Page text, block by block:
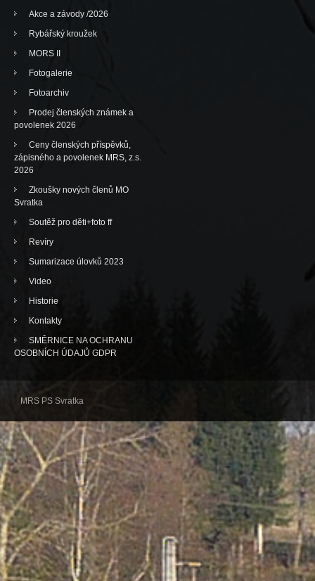
Akce a závody /2026
Rybářský kroužek
MORS II
Fotogalerie
Fotoarchiv
Prodej členských známek a
povolenek 2026
Ceny členských příspěvků,
zápisného a povolenek MRS, z.s.
2026
Zkoušky nových členů MO
Svratka
Soutěž pro děti+foto ff
Revíry
Sumarizace úlovků 2023
Video
Historie
Kontakty
SMĚRNICE NA OCHRANU
OSOBNÍCH ÚDAJŮ GDPR
MRS PS Svratka